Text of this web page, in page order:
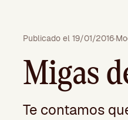
Publicado el 19/01/2016·
Migas
Te contamos